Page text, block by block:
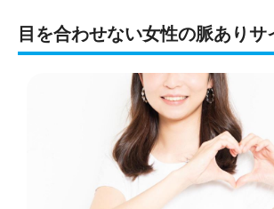
目を合わせない女性の脈ありサ